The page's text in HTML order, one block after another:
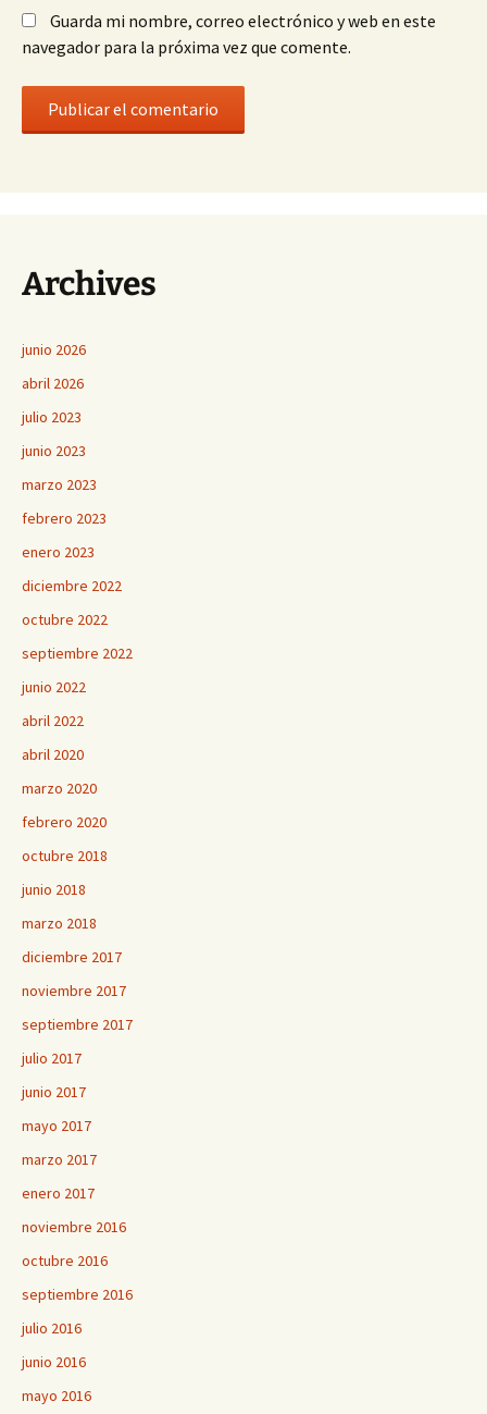
Guarda mi nombre, correo electrónico y web en este
navegador para la próxima vez que comente.
Archives
junio 2026
abril 2026
julio 2023
junio 2023
marzo 2023
febrero 2023
enero 2023
diciembre 2022
octubre 2022
septiembre 2022
junio 2022
abril 2022
abril 2020
marzo 2020
febrero 2020
octubre 2018
junio 2018
marzo 2018
diciembre 2017
noviembre 2017
septiembre 2017
julio 2017
junio 2017
mayo 2017
marzo 2017
enero 2017
noviembre 2016
octubre 2016
septiembre 2016
julio 2016
junio 2016
mayo 2016